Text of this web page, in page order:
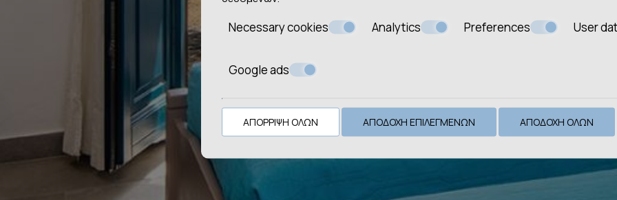
Necessary cookies Analytics Preferences User
Google ads
ΑΠΌΡΡΙΨΗ ΌΛΩΝ ΑΠΟΔΟΧΉ ΕΠΙΛΕΓΜΈΝΩΝ ΑΠΟΔΟΧΉ ΌΛΩΝ